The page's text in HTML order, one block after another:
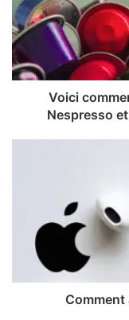
capsules
de
café
Nespresso
et
Voici
Nespresso